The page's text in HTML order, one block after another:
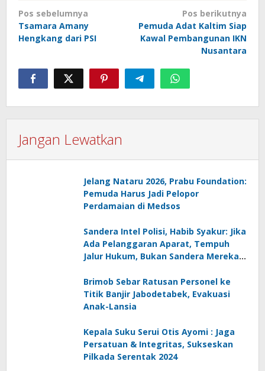
Navigasi
pos
Pos sebelumnya
Tsamara Amany
Hengkang dari PSI
Pos berikutnya
Pemuda Adat Kaltim Siap
Kawal Pembangunan IKN
Nusantara
Jangan Lewatkan
Jelang Nataru 2026, Prabu Foundation:
Pemuda Harus Jadi Pelopor
Perdamaian di Medsos
Sandera Intel Polisi, Habib Syakur: Jika
Ada Pelanggaran Aparat, Tempuh
Jalur Hukum, Bukan Sandera Mereka
Brimob Sebar Ratusan Personel ke
Titik Banjir Jabodetabek, Evakuasi
Anak-Lansia
Kepala Suku Serui Otis Ayomi : Jaga
Persatuan & Integritas, Sukseskan
Pilkada Serentak 2024